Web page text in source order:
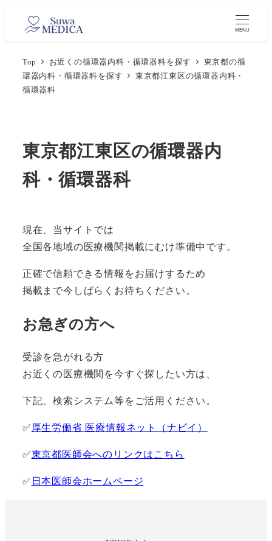
MENU
Top お近くの循環器内科・循環器科を探す
東京都の循
環器内科・循環器科を探す
東京都江東区の循環器内科・
循環器科
東京都江東区の循環器内
科・循環器科
現在、当サイトでは
全国各地域の医療機関掲載にむけ準備中です。
正確で信頼できる情報をお届けするため
掲載まで今しばらくお待ちください。
お急ぎの方へ
受診を急がれる方
お近くの医療機関を今すぐ探したい方は、
下記、検索システム等をご活用ください。
✅ 厚生労働省 医療情報ネット（ナビイ）
✅東京都医師会へのリンクはこちら
✅ 日本医師会ホームページ